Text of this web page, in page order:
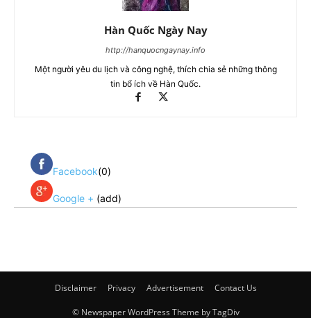
Hàn Quốc Ngày Nay
http://hanquocngaynay.info
Một người yêu du lịch và công nghệ, thích chia sẻ những thông
tin bổ ích về Hàn Quốc.
Facebook(0)
Google + (add)
Disclaimer Privacy Advertisement Contact Us
© Newspaper WordPress Theme by TagDiv